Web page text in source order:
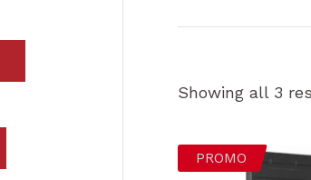
Showing all 3
PROMO